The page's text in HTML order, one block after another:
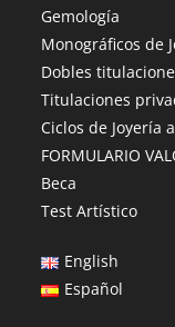
Gemología
Monográficos de
Dobles
Titulaciones
Ciclos de Joyería
FORMULARIO
Beca
Test Artístico
English
Español